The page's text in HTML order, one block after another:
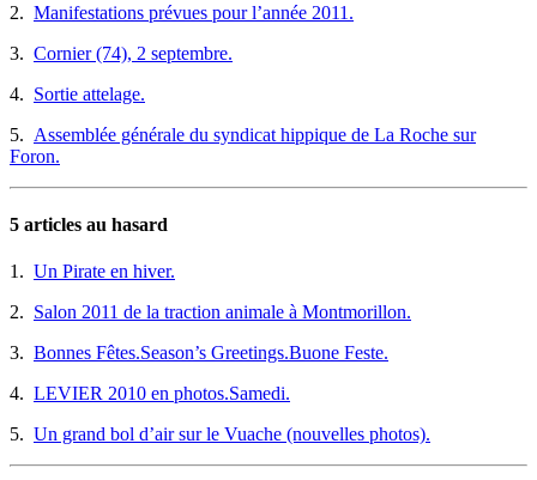
2. Manifestations prévues pour l’année 2011.
3. Cornier (74), 2 septembre.
4. Sortie attelage.
5. Assemblée générale du syndicat hippique de La Roche sur
Foron.
5 articles au hasard
1. Un Pirate en hiver.
2. Salon 2011 de la traction animale à Montmorillon.
3. Bonnes Fêtes.Season’s Greetings.Buone Feste.
4. LEVIER 2010 en photos.Samedi.
5. Un grand bol d’air sur le Vuache (nouvelles photos).